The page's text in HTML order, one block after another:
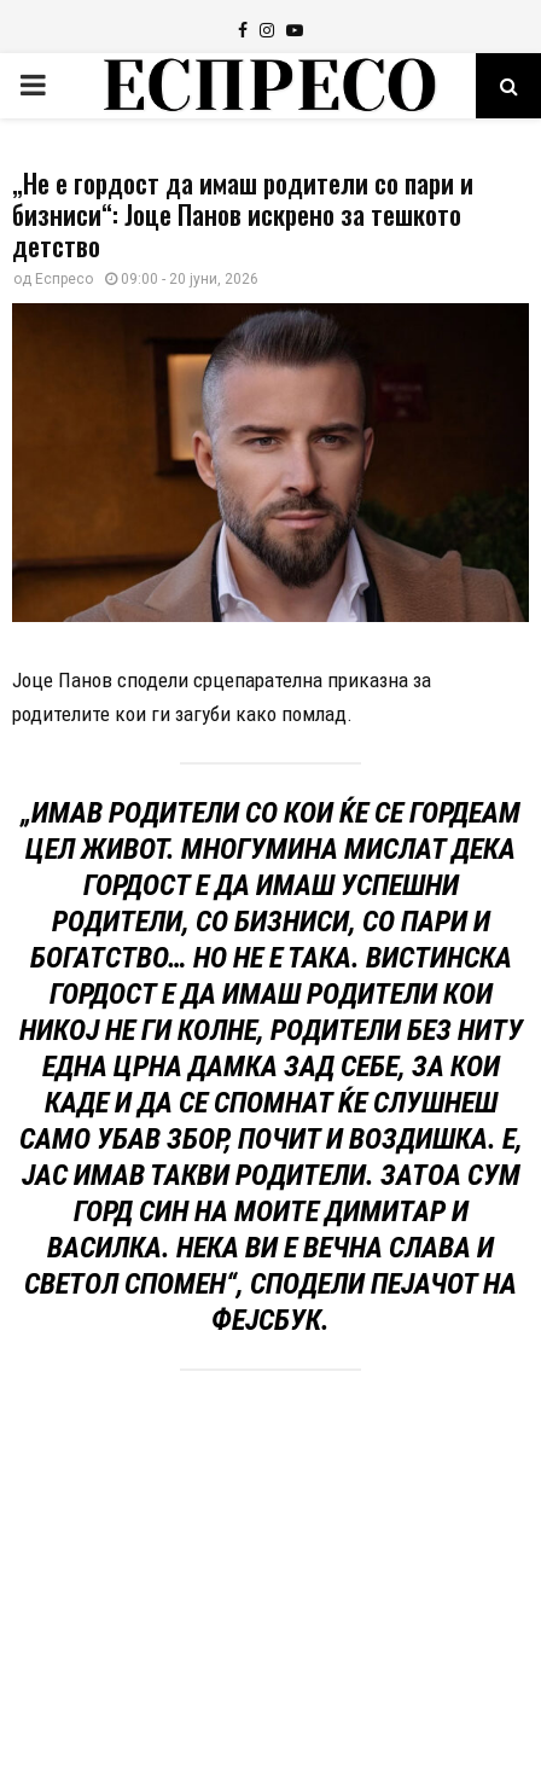
Facebook
Instagram
Youtube
PRIMARY
„Не е гордост да имаш родители со пари и
бизниси“: Јоце Панов искрено за тешкото
детство
од Еспресо 09:00 - 20 јуни, 2026
Јоце Панов сподели срцепарателна приказна за
родителите кои ги загуби како помлад.
„ИМАВ РОДИТЕЛИ СО КОИ ЌЕ СЕ ГОРДЕАМ
ЦЕЛ ЖИВОТ. МНОГУМИНА МИСЛАТ ДЕКА
ГОРДОСТ Е ДА ИМАШ УСПЕШНИ
РОДИТЕЛИ, СО БИЗНИСИ, СО ПАРИ И
БОГАТСТВО… НО НЕ Е ТАКА. ВИСТИНСКА
ГОРДОСТ Е ДА ИМАШ РОДИТЕЛИ КОИ
НИКОЈ НЕ ГИ КОЛНЕ, РОДИТЕЛИ БЕЗ НИТУ
ЕДНА ЦРНА ДАМКА ЗАД СЕБЕ, ЗА КОИ
КАДЕ И ДА СЕ СПОМНАТ ЌЕ СЛУШНЕШ
САМО УБАВ ЗБОР, ПОЧИТ И ВОЗДИШКА. Е,
ЈАС ИМАВ ТАКВИ РОДИТЕЛИ. ЗАТОА СУМ
ГОРД СИН НА МОИТЕ ДИМИТАР И
ВАСИЛКА. НЕКА ВИ Е ВЕЧНА СЛАВА И
СВЕТОЛ СПОМЕН“, СПОДЕЛИ ПЕЈАЧОТ НА
ФЕЈСБУК.